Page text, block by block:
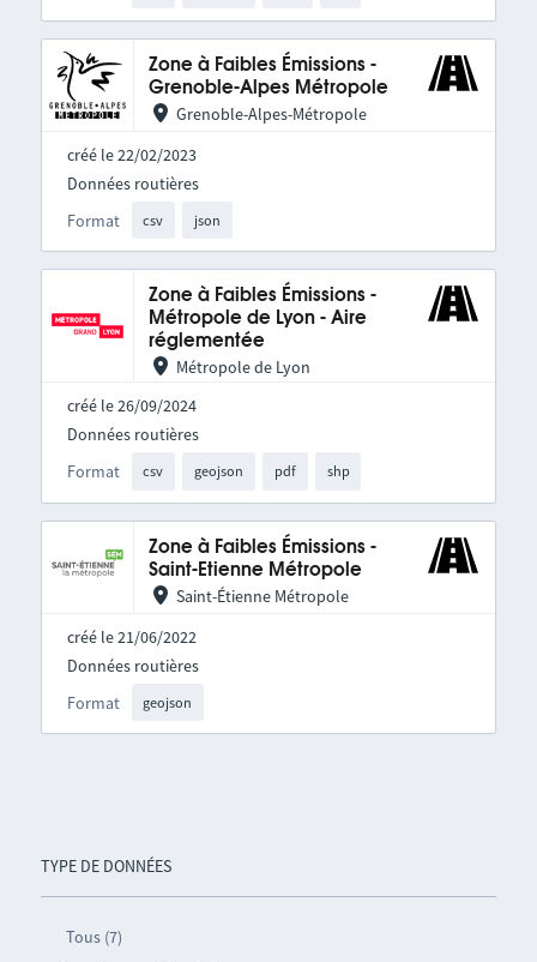
TYPE DE DONNÉES
Tous (7)
Zone à Faibles Émissions -
Grenoble-Alpes Métropole
Grenoble-Alpes-Métropole
créé le 22/02/2023
Format csv json
Données routières
Zone à Faibles Émissions -
Métropole de Lyon - Aire
réglementée
Métropole de Lyon
créé le 26/09/2024
Format csv geojson pdf shp
Données routières
Zone à Faibles Émissions -
Saint-Etienne Métropole
Saint-Étienne Métropole
créé le 21/06/2022
Format geojson
Données routières